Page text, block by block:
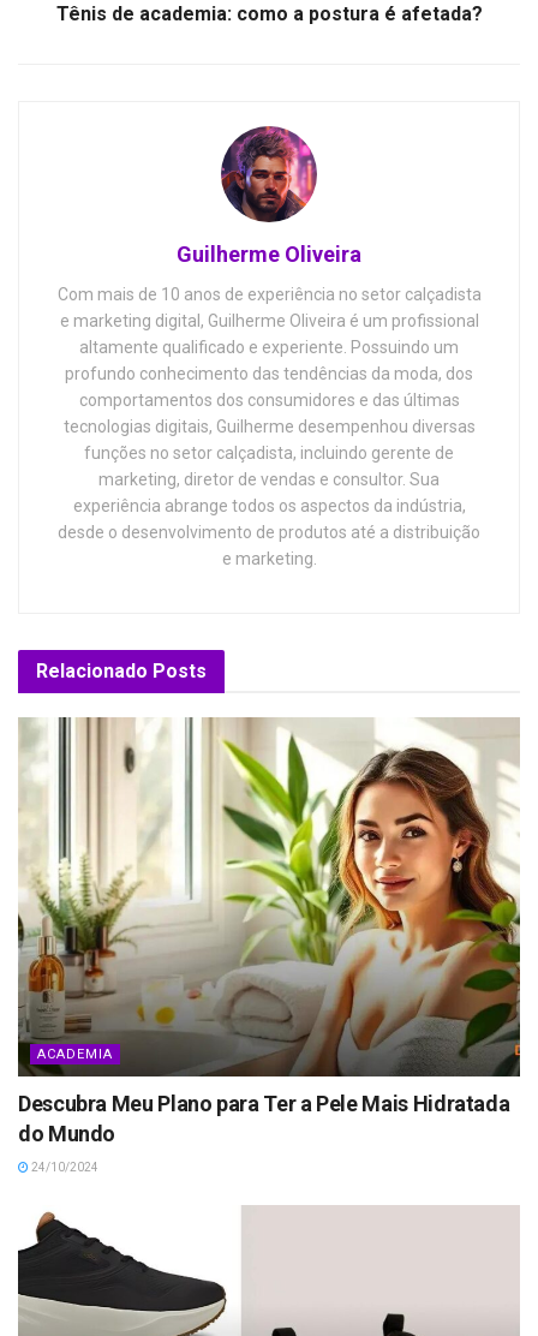
Tênis de academia: como a postura é afetada?
Guilherme Oliveira
Com mais de 10 anos de experiência no setor calçadista
e marketing digital, Guilherme Oliveira é um profissional
altamente qualificado e experiente. Possuindo um
profundo conhecimento das tendências da moda, dos
comportamentos dos consumidores e das últimas
tecnologias digitais, Guilherme desempenhou diversas
funções no setor calçadista, incluindo gerente de
marketing, diretor de vendas e consultor. Sua
experiência abrange todos os aspectos da indústria,
desde o desenvolvimento de produtos até a distribuição
e marketing.
Relacionado Posts
ACADEMIA
Descubra Meu Plano para Ter a Pele Mais Hidratada
do Mundo
24/10/2024